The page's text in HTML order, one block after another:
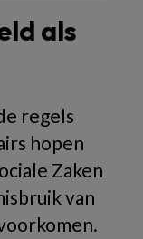
als
regels
hopen
Zaken
van